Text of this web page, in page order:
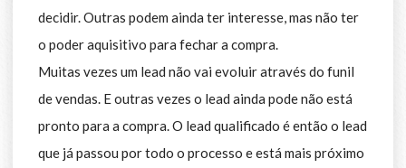
decidir. Outras podem ainda ter interesse, mas não ter
o poder aquisitivo para fechar a compra.
Muitas vezes um lead não vai evoluir através do funil
de vendas. E outras vezes o lead ainda pode não está
pronto para a compra. O lead qualificado é então o lead
que já passou por todo o processo e está mais próximo